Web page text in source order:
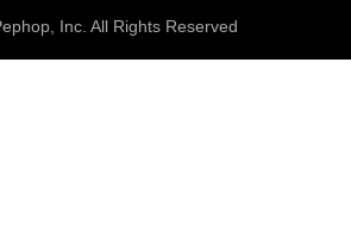
Inc. All Rights Reserved